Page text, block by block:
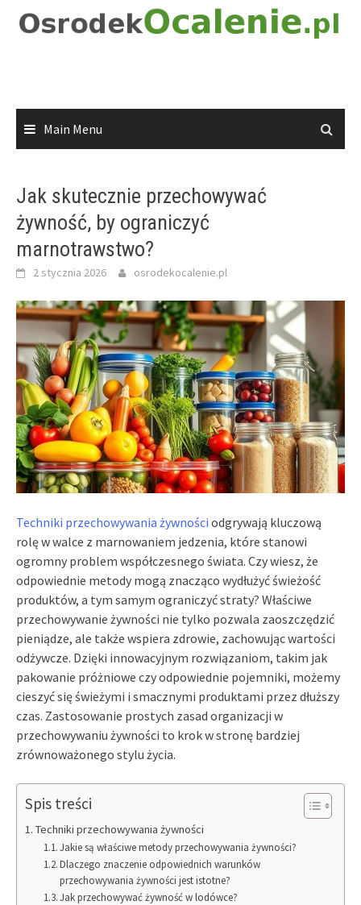
Main Menu
Jak skutecznie przechowywać
żywność, by ograniczyć
marnotrawstwo?
2 stycznia 2026 osrodekocalenie.pl
Techniki przechowywania żywności odgrywają kluczową
rolę w walce z marnowaniem jedzenia, które stanowi
ogromny problem współczesnego świata. Czy wiesz, że
odpowiednie metody mogą znacząco wydłużyć świeżość
produktów, a tym samym ograniczyć straty? Właściwe
przechowywanie żywności nie tylko pozwala zaoszczędzić
pieniądze, ale także wspiera zdrowie, zachowując wartości
odżywcze. Dzięki innowacyjnym rozwiązaniom, takim jak
pakowanie próżniowe czy odpowiednie pojemniki, możemy
cieszyć się świeżymi i smacznymi produktami przez dłuższy
czas. Zastosowanie prostych zasad organizacji w
przechowywaniu żywności to krok w stronę bardziej
zrównoważonego stylu życia.
Spis treści
Techniki przechowywania żywności
Jakie są właściwe metody przechowywania żywności?
Dlaczego znaczenie odpowiednich warunków
przechowywania żywności jest istotne?
Jak przechowywać żywność w lodówce?